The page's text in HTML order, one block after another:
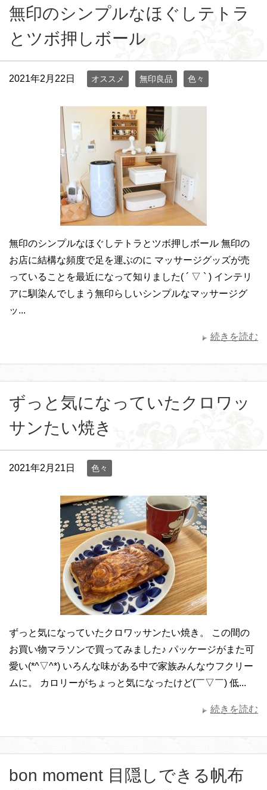
無印のシンプルなほぐしテトラ
とツボ押しボール
2021年2月22日 オススメ 無印良品 色々
無印のシンプルなほぐしテトラとツボ押しボール 無印の
お店に結構な頻度で足を運ぶのに マッサージグッズが売
っていることを最近になって知りました( ´ ▽ ` ) インテリ
アに馴染んでしまう無印らしいシンプルなマッサージグ
ッ...
続きを読む
ずっと気になっていたクロワッ
サンたい焼き
2021年2月21日 色々
ずっと気になっていたクロワッサンたい焼き。 この間の
お買い物マラソンで買ってみました♪ パッケージがまた可
愛い(*^▽^*) いろんな味がある中で家族みんなウフクリー
ムに。 カロリーがちょっと気になったけど(￣▽￣) 低...
続きを読む
bon moment 目隠しできる帆布